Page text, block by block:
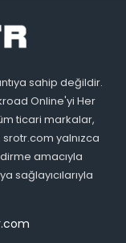
sahip değildir.
Online'yi Her
ticari markalar,
yalnızca
amacıyla
sağlayıcılarıyla